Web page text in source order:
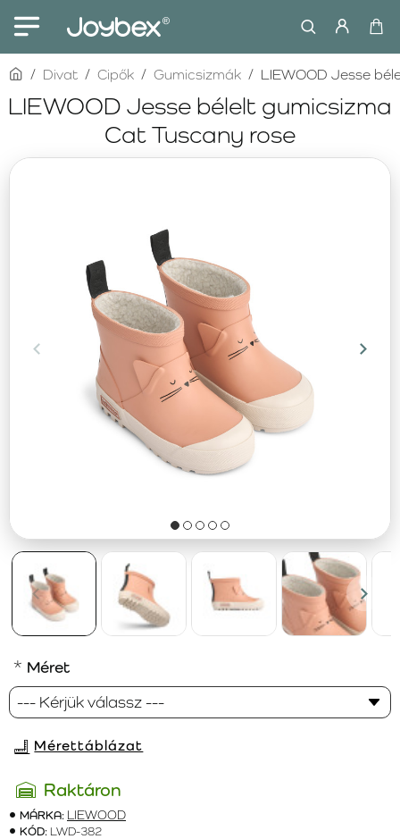
LIEWOOD Jesse bélelt gumicsizma
Cat Tuscany rose
homeDivat Cipők Gumicsizmák LIEWOOD Jesse
Raktáron
MÁRKA: LIEWOOD
KÓD: LWD-382
Méret
Mérettáblázat